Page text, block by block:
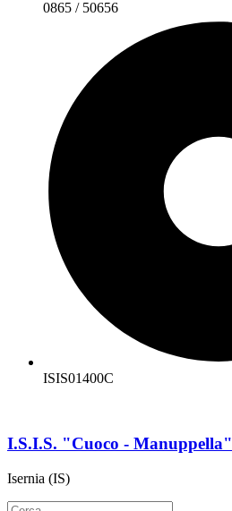
0865 / 50656
ISIS01400C
I.S.I.S. "Cuoco - Manuppella"
Isernia (IS)